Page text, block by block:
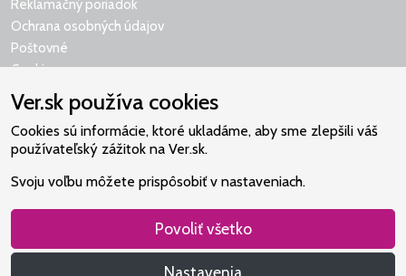
Reklamačný poriadok
Ochrana osobných údajov
Poštovné
Cookies
Naše srdce je v Martindome.
Podporujeme aktivity spoločenstva,
ktoré pomáha nájsť vzťah s Bohom.
Ver.sk používa cookies
Cookies sú informácie, ktoré ukladáme, aby sme zlepšili váš
používateľský zážitok na Ver.sk.
Svoju voľbu môžete prispôsobiť v nastaveniach.
Povoliť všetko
Nastavenia